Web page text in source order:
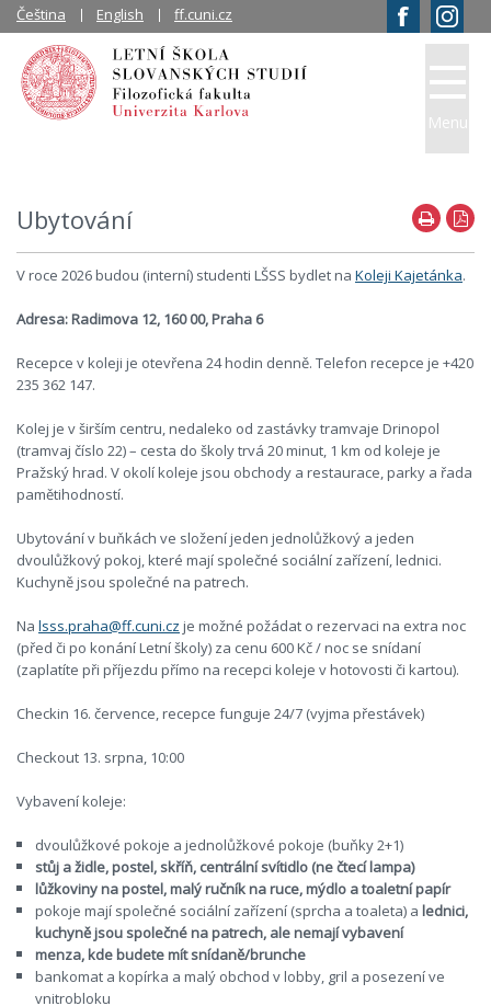
Ubytování
V roce 2026 budou (interní) studenti LŠSS bydlet na Koleji Kajetánka.
Adresa: Radimova 12, 160 00, Praha 6
Recepce v koleji je otevřena 24 hodin denně. Telefon recepce je +420
235 362 147.
Kolej je v širším centru, nedaleko od zastávky tramvaje Drinopol
(tramvaj číslo 22) – cesta do školy trvá 20 minut, 1 km od koleje je
Pražský hrad. V okolí koleje jsou obchody a restaurace, parky a řada
pamětihodností.
Ubytování v buňkách ve složení jeden jednolůžkový a jeden
dvoulůžkový pokoj, které mají společné sociální zařízení, lednici.
Kuchyně jsou společné na patrech.
Na lsss.praha@ff.cuni.cz je možné požádat o rezervaci na extra noc
(před či po konání Letní školy) za cenu 600 Kč / noc se snídaní
(zaplatíte při příjezdu přímo na recepci koleje v hotovosti či kartou).
Checkin 16. července, recepce funguje 24/7 (vyjma přestávek)
Checkout 13. srpna, 10:00
Vybavení koleje:
dvoulůžkové pokoje a jednolůžkové pokoje (buňky 2+1)
stůj a židle, postel, skříň, centrální svítidlo (ne čtecí lampa)
lůžkoviny na postel, malý ručník na ruce, mýdlo a toaletní papír
pokoje mají společné sociální zařízení (sprcha a toaleta) a lednici,
kuchyně jsou společné na patrech, ale nemají vybavení
menza, kde budete mít snídaně/brunche
bankomat a kopírka a malý obchod v lobby, gril a posezení ve
vnitrobloku
Menu
Čeština English ff.cuni.cz